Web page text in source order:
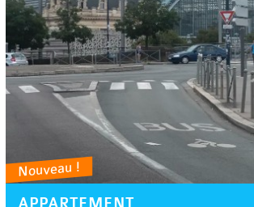
Nouveau !
APPARTEMENT